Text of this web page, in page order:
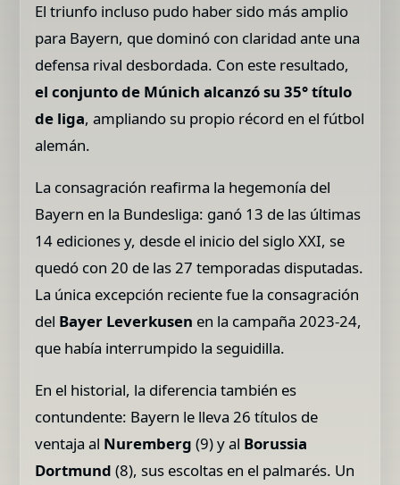
El triunfo incluso pudo haber sido más amplio
para Bayern, que dominó con claridad ante una
defensa rival desbordada. Con este resultado,
el conjunto de Múnich alcanzó su 35° título
de liga, ampliando su propio récord en el fútbol
alemán.
La consagración reafirma la hegemonía del
Bayern en la Bundesliga: ganó 13 de las últimas
14 ediciones y, desde el inicio del siglo XXI, se
quedó con 20 de las 27 temporadas disputadas.
La única excepción reciente fue la consagración
del Bayer Leverkusen en la campaña 2023-24,
que había interrumpido la seguidilla.
En el historial, la diferencia también es
contundente: Bayern le lleva 26 títulos de
ventaja al Nuremberg(9) y al Borussia
Dortmund (8), sus escoltas en el palmarés. Un